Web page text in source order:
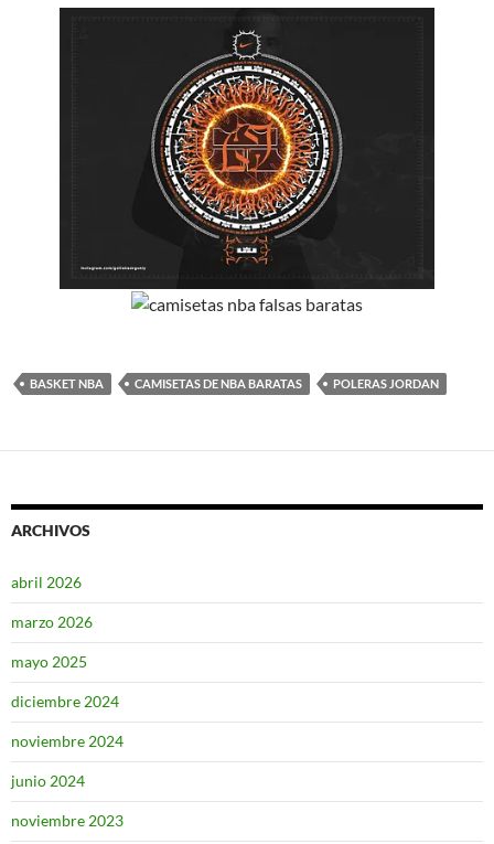
BASKET NBA CAMISETAS DE NBA BARATAS POLERAS JORDAN
ARCHIVOS
abril 2026
marzo 2026
mayo 2025
diciembre 2024
noviembre 2024
junio 2024
noviembre 2023